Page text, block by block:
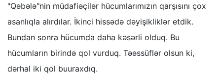
"Qəbələ"nin müdafiəçilər hücumlarımızın qarşısını çox
asanlıqla alırdılar. İkinci hissədə dəyişikliklər etdik.
Bundan sonra hücumda daha kəsərli olduq. Bu
hücumların birində qol vurduq. Təəssüflər olsun ki,
dərhal iki qol buuraxdıq.